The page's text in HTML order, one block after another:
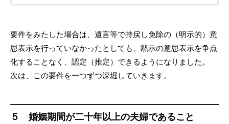
要件をみたした場合は、遺言等で持戻し免除の（明示的）意
思表示を行っていなかったとしても、黙示の意思表示を争点
化することなく、認定（推定）できるようになりました。
次は、この要件を一つずつ深堀していきます。
５ 婚姻期間が二十年以上の夫婦であること